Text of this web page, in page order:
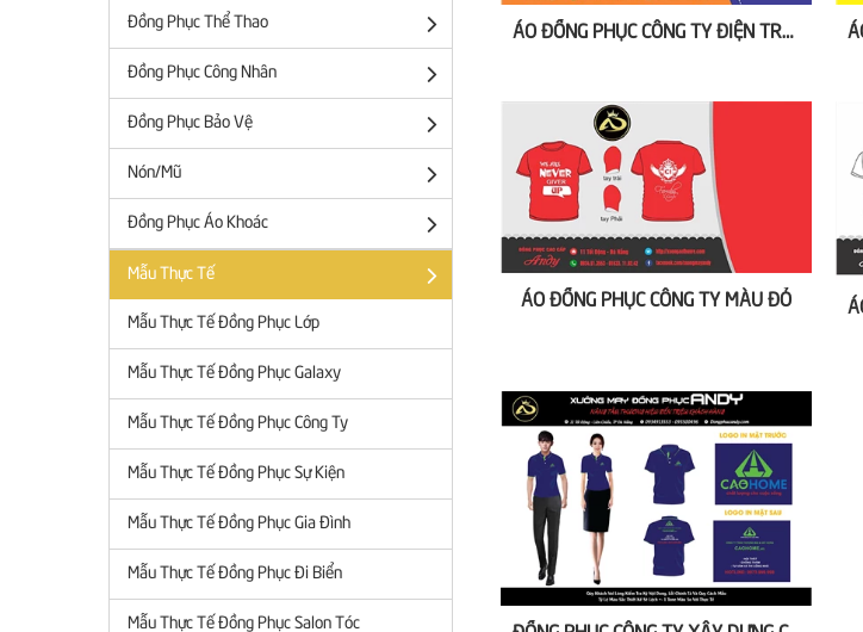
Đồng Phục Thể Thao
Đồng Phục Công Nhân
Đồng Phục Bảo Vệ
Nón/Mũ
Đồng Phục Áo Khoác
Mẫu Thực Tế
Mẫu Thực Tế Đồng Phục Lớp
Mẫu Thực Tế Đồng Phục Galaxy
Mẫu Thực Tế Đồng Phục Công Ty
Mẫu Thực Tế Đồng Phục Sự Kiện
Mẫu Thực Tế Đồng Phục Gia Đình
Mẫu Thực Tế Đồng Phục Đi Biển
Mẫu Thực Tế Đồng Phục Salon Tóc
ÁO ĐỒNG PHỤC CÔNG TY ĐIỆN TRUNG NAM
ÁO ĐỒNG PHỤC CÔNG TY MÀU ĐỎ